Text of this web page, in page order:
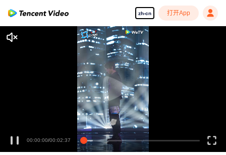
zh-cn 打开App
00:00:00/00:02:37